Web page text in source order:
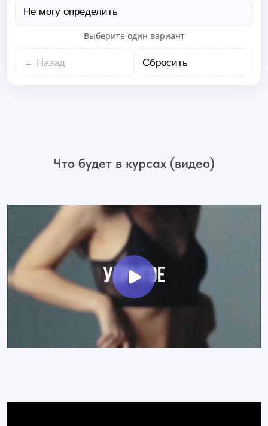
Не могу определить
Выберите один вариант
← Назад Сбросить
Что будет в курсах (видео)